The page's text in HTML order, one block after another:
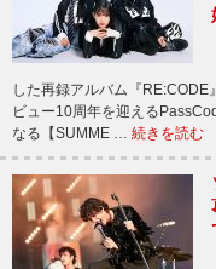
した再録アルバム『
ビュー10周年を迎える
なる【SUMME … 続きを読む